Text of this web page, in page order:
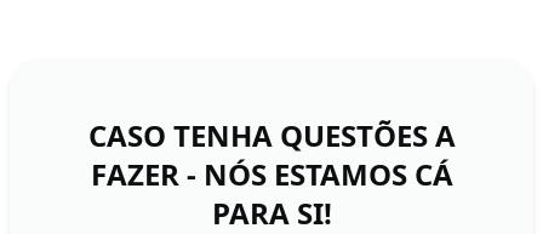
CASO TENHA QUESTÕES A
FAZER - NÓS ESTAMOS CÁ
PARA SI!